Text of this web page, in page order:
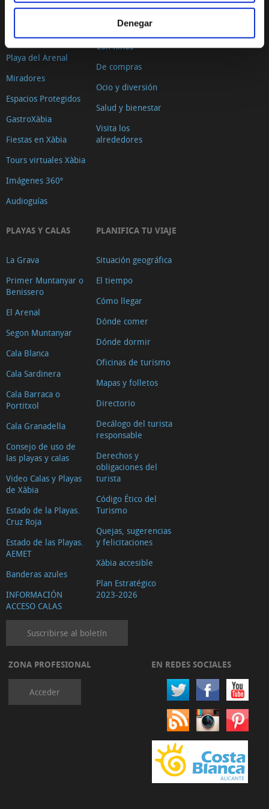
Denegar
Histórica
Duanes de la Mar
Playa del Arenal
Miradores
Espacios Protegidos
GastroXàbia
Fiestas en Xàbia
Tours virtuales Xàbia
Imágenes 360º
Audioguías
deportivas
Ruta del Arte
Con niños
De compras
Ocio y diversión
Salud y bienestar
Visita los
alrededores
PLAYAS Y CALAS
La Grava
Primer Muntanyar o
Benissero
El Arenal
Segon Muntanyar
Cala Blanca
Cala Sardinera
Cala Barraca o
Portitxol
Cala Granadella
Consejo de uso de
las playas y calas
Video Calas y Playas
de Xàbia
Estado de la Playas.
Cruz Roja
Estado de las Playas.
AEMET
Banderas azules
INFORMACIÓN
ACCESO CALAS
PLANIFICA TU VIAJE
Situación geográfica
El tiempo
Cómo llegar
Dónde comer
Dónde dormir
Oficinas de turismo
Mapas y folletos
Directorio
Decálogo del turista
responsable
Derechos y
obligaciones del
turista
Código Ético del
Turismo
Quejas, sugerencias
y felicitaciones
Xàbia accesible
Plan Estratégico
2023-2026
Suscribirse al boletín
ZONA PROFESIONAL
Acceder
EN REDES SOCIALES